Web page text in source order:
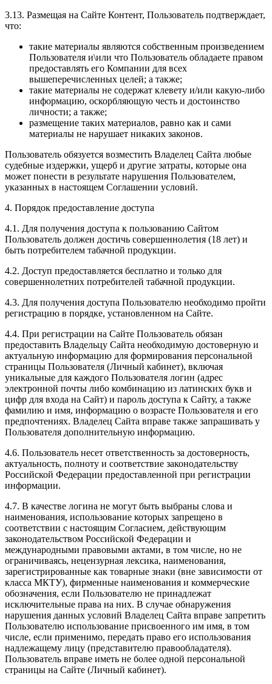
3.13. Размещая на Сайте Контент, Пользователь подтверждает,
что:
такие материалы являются собственным произведением
Пользователя и\или что Пользователь обладаете правом
предоставлять его Компании для всех
вышеперечисленных целей; а также;
такие материалы не содержат клевету и/или какую-либо
информацию, оскорбляющую честь и достоинство
личности; а также;
размещение таких материалов, равно как и сами
материалы не нарушает никаких законов.
Пользователь обязуется возместить Владелец Сайта любые
судебные издержки, ущерб и другие затраты, которые она
может понести в результате нарушения Пользователем,
указанных в настоящем Соглашении условий.
4. Порядок предоставление доступа
4.1. Для получения доступа к пользованию Сайтом
Пользователь должен достичь совершеннолетия (18 лет) и
быть потребителем табачной продукции.
4.2. Доступ предоставляется бесплатно и только для
совершеннолетних потребителей табачной продукции.
4.3. Для получения доступа Пользователю необходимо пройти
регистрацию в порядке, установленном на Сайте.
4.4. При регистрации на Сайте Пользователь обязан
предоставить Владельцу Сайта необходимую достоверную и
актуальную информацию для формирования персональной
страницы Пользователя (Личный кабинет), включая
уникальные для каждого Пользователя логин (адрес
электронной почты либо комбинацию из латинских букв и
цифр для входа на Сайт) и пароль доступа к Сайту, а также
фамилию и имя, информацию о возрасте Пользователя и его
предпочтениях. Владелец Сайта вправе также запрашивать у
Пользователя дополнительную информацию.
4.6. Пользователь несет ответственность за достоверность,
актуальность, полноту и соответствие законодательству
Российской Федерации предоставленной при регистрации
информации.
4.7. В качестве логина не могут быть выбраны слова и
наименования, использование которых запрещено в
соответствии с настоящим Согласием, действующим
законодательством Российской Федерации и
международными правовыми актами, в том числе, но не
ограничиваясь, нецензурная лексика, наименования,
зарегистрированные как товарные знаки (вне зависимости от
класса МКТУ), фирменные наименования и коммерческие
обозначения, если Пользователю не принадлежат
исключительные права на них. В случае обнаружения
нарушения данных условий Владелец Сайта вправе запретить
Пользователю использование присвоенного им имя, в том
числе, если применимо, передать право его использования
надлежащему лицу (представителю правообладателя).
Пользователь вправе иметь не более одной персональной
страницы на Сайте (Личный кабинет).